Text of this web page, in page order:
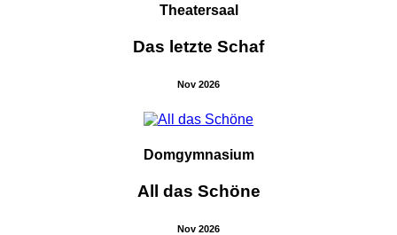
Theatersaal
Das letzte Schaf
Nov 2026
Domgymnasium
All das Schöne
Nov 2026